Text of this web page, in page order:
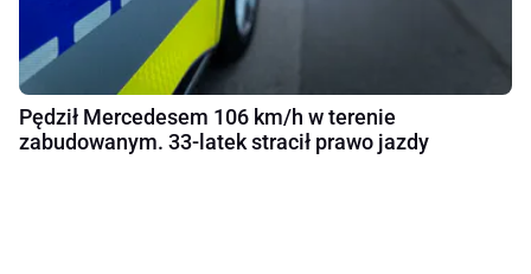
Pędził Mercedesem 106 km/h w terenie
zabudowanym. 33-latek stracił prawo jazdy